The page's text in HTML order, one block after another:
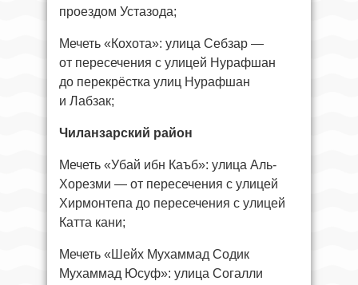
проездом Устазода;
Мечеть «Кохота»: улица Себзар —
от пересечения с улицей Нурафшан
до перекрёстка улиц Нурафшан
и Лабзак;
Чиланзарский район
Мечеть «Убай ибн Каъб»: улица Аль-
Хорезми — от пересечения с улицей
Хирмонтепа до пересечения с улицей
Катта кани;
Мечеть «Шейх Мухаммад Содик
Мухаммад Юсуф»: улица Согалли